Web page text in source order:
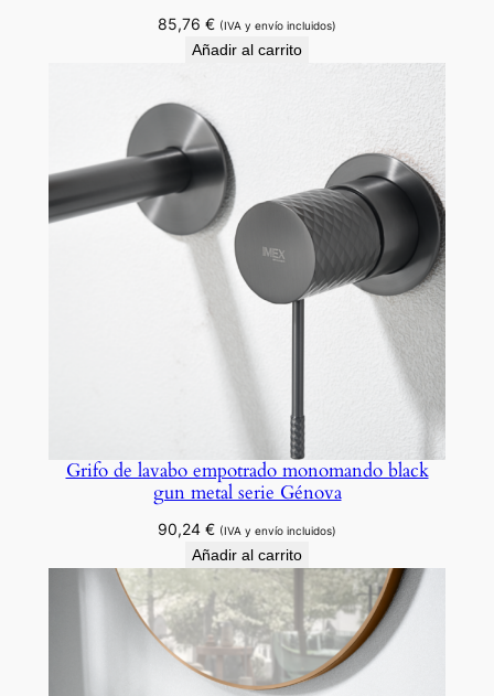
é
n
o
85,76 € (IVA y envío incluidos)
Añadir al carrito
Grifo de lavabo empotrado monomando black
gun metal serie Génova
90,24 € (IVA y envío incluidos)
Añadir al carrito